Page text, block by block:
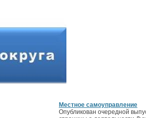
Местное самоуправление
Опубликован очередной